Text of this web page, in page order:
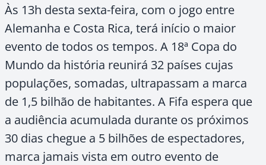
Às 13h desta sexta-feira, com o jogo entre
Alemanha e Costa Rica, terá início o maior
evento de todos os tempos. A 18ª Copa do
Mundo da história reunirá 32 países cujas
populações, somadas, ultrapassam a marca
de 1,5 bilhão de habitantes. A Fifa espera que
a audiência acumulada durante os próximos
30 dias chegue a 5 bilhões de espectadores,
marca jamais vista em outro evento de